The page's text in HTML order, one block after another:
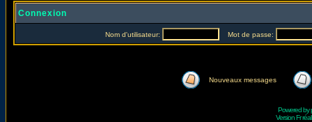
Connexion
Nom d'utilisateur: Mot de passe:
Nouveaux messages
Powered by
Version Fr